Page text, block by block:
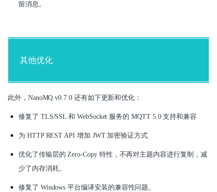
留消息。
其他优化
此外，NanoMQ v0.7.0 还有如下更新和优化：
修复了 TLS/SSL 和 WebSocket 服务的 MQTT 5.0 支持和兼容
为 HTTP REST API 增加 JWT 加密验证方式
优化了传输层的 Zero-Copy 特性，不再对主题内容进行复制，减
少了内存消耗。
修复了 Windows 平台编译安装的兼容性问题。